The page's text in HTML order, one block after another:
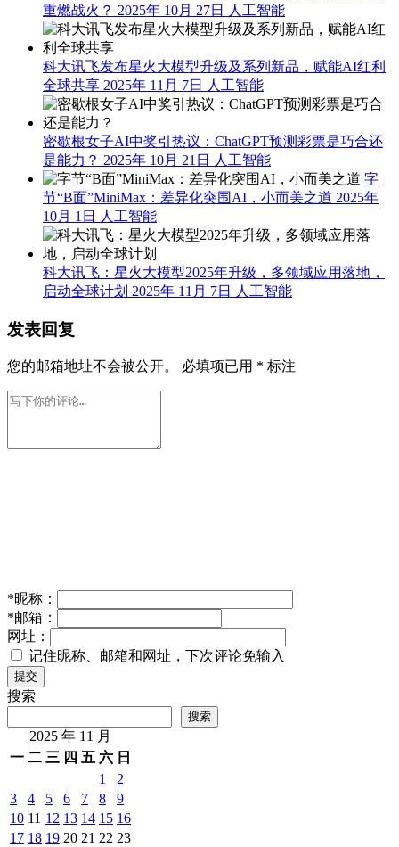
重燃战火？ 2025年 10月 27日 人工智能
科大讯飞发布星火大模型升级及系列新品，赋能AI红利
全球共享 2025年 11月 7日 人工智能
密歇根女子AI中奖引热议：ChatGPT预测彩票是巧合还
是能力？ 2025年 10月 21日
人工智能
字
节“B面”MiniMax：差异化突围AI，小而美之道 2025年
10月 1日
人工智能
科大讯飞：星火大模型2025年升级，多领域应用落地，
启动全球计划 2025年 11月 7日 人工智能
发表回复
您的邮箱地址不会被公开。 必填项已用 * 标注
*昵称：
*邮箱：
网址：
记住昵称、邮箱和网址，下次评论免输入
提交
搜索
搜索
2025 年 11 月
一 二 三 四 五 六 日
1
2
3
4 5 6 7 8
9
10 11 12 13 14 15 16
17 18 19 20 21 22 23